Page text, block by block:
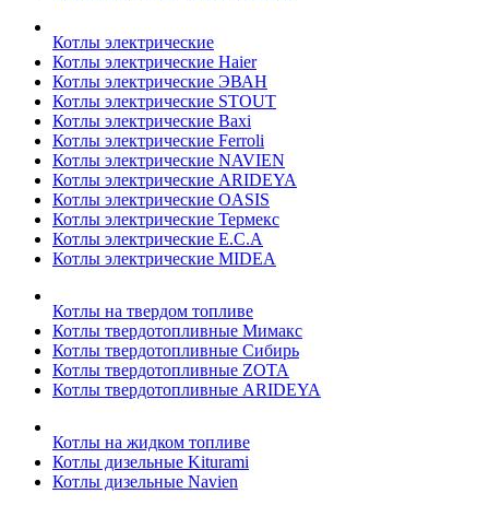
Котлы электрические
Котлы электрические Haier
Котлы электрические ЭВАН
Котлы электрические STOUT
Котлы электрические Baxi
Котлы электрические Ferroli
Котлы электрические NAVIEN
Котлы электрические ARIDEYA
Котлы электрические OASIS
Котлы электрические Термекс
Котлы электрические E.C.A
Котлы электрические MIDEA
Котлы на твердом топливе
Котлы твердотопливные Мимакс
Котлы твердотопливные Сибирь
Котлы твердотопливные ZOTA
Котлы твердотопливные ARIDEYA
Котлы на жидком топливе
Котлы дизельные Kiturami
Котлы дизельные Navien